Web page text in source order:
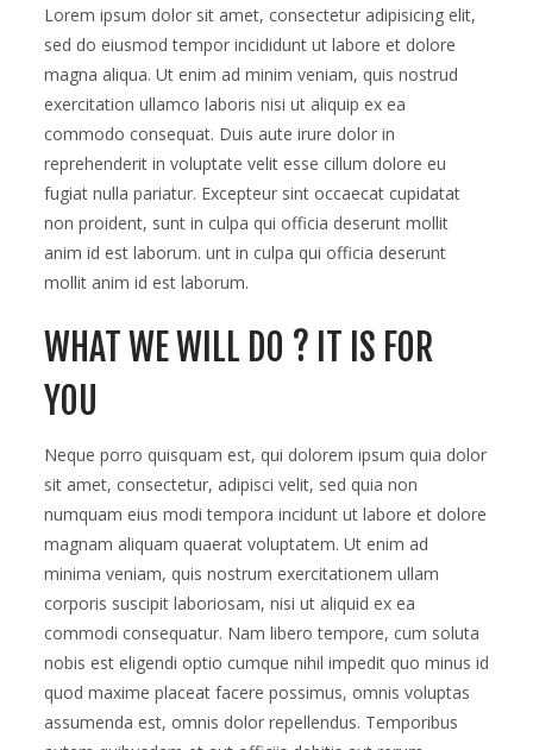
new
in
maadi
is
Lorem ipsum dolor sit amet, consectetur adipisicing elit,
sed do eiusmod tempor incididunt ut labore et dolore
magna aliqua. Ut enim ad minim veniam, quis nostrud
exercitation ullamco laboris nisi ut aliquip ex ea
commodo consequat. Duis aute irure dolor in
reprehenderit in voluptate velit esse cillum dolore eu
fugiat nulla pariatur. Excepteur sint occaecat cupidatat
non proident, sunt in culpa qui officia deserunt mollit
anim id est laborum. unt in culpa qui officia deserunt
mollit anim id est laborum.
WHAT WE WILL DO ? IT IS FOR
YOU
Neque porro quisquam est, qui dolorem ipsum quia dolor
sit amet, consectetur, adipisci velit, sed quia non
numquam eius modi tempora incidunt ut labore et dolore
magnam aliquam quaerat voluptatem. Ut enim ad
minima veniam, quis nostrum exercitationem ullam
corporis suscipit laboriosam, nisi ut aliquid ex ea
commodi consequatur. Nam libero tempore, cum soluta
nobis est eligendi optio cumque nihil impedit quo minus id
quod maxime placeat facere possimus, omnis voluptas
assumenda est, omnis dolor repellendus. Temporibus